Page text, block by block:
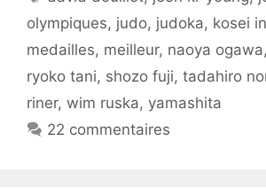
olympiques, judo, judoka, kosei
medailles, meilleur, naoya ogawa,
ryoko tani, shozo fuji, tadahiro
riner, wim ruska, yamashita
22 commentaires